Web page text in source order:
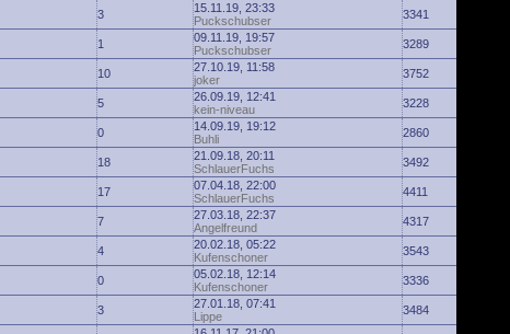
3
15.11.19, 23:33
Puckschubser
3341
1
09.11.19, 19:57
Puckschubser
3289
10
27.10.19, 11:58
joker
3752
5
26.09.19, 12:41
kein-niveau
3228
0
14.09.19, 19:12
Buhli
2860
18
21.09.18, 20:11
SchlauerFuchs
3492
17
07.04.18, 22:00
SchlauerFuchs
4411
7
27.03.18, 22:37
Angelfreund
4317
4
20.02.18, 05:22
Kufenschoner
3543
0
05.02.18, 12:14
Kufenschoner
3336
3
27.01.18, 07:41
Lippe
3484